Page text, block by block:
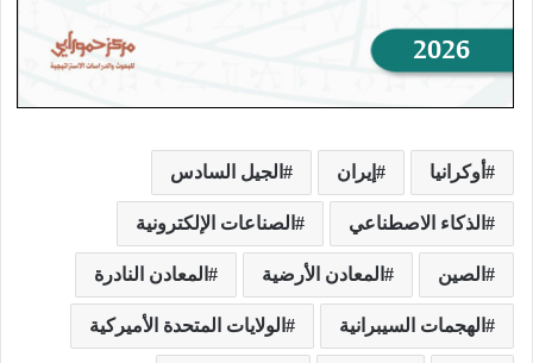
أوكرانيا إيران الجيل السادس
الذكاء الاصطناعي الصناعات الإلكترونية
الصين المعادن الأرضية المعادن النادرة
الهجمات السيبرانية الولايات المتحدة الأميركية